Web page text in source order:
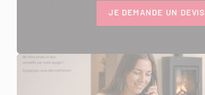
JE DEMANDE UN DEVIS